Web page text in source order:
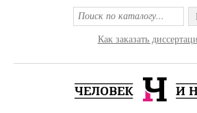
Как заказать